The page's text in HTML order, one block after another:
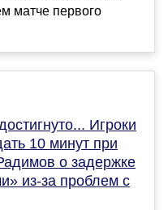
матче первого
Игроки
10 минут при
о задержке
из-за проблем с